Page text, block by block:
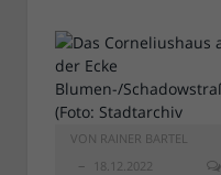
VON RAINER BARTEL
18.12.2022